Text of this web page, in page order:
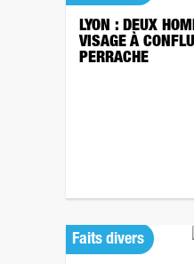
LYON : DEUX
VISAGE À
PERRACHE
Faits divers